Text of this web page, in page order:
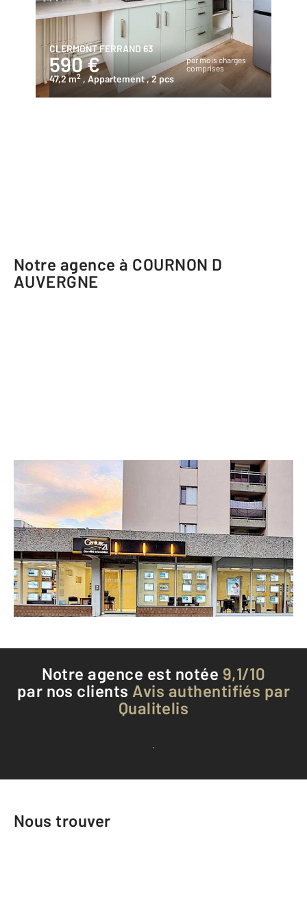
CLERMONT FERRAND 63
590 €
par mois charges
comprises
47,2 m2 , Appartement, 2 pcs
Notre agence à COURNON D
AUVERGNE
CENTURY 21 Gervillié Immobilier
29 avenue du Maréchal Joffre
COURNON D AUVERGNE - 63800
Envoyer un message
Téléphoner à l'agence
Notre agence est notée 9,1/10
par nos clients Avis authentifiés par
Qualitelis
Voir tous les avis clients
Nous trouver